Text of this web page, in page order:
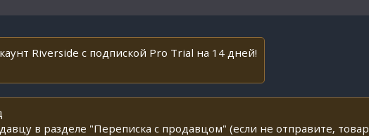
Riverside с подпиской Pro Trial на 14 дней!
в разделе "Переписка с продавцом" (если не отправите, товар